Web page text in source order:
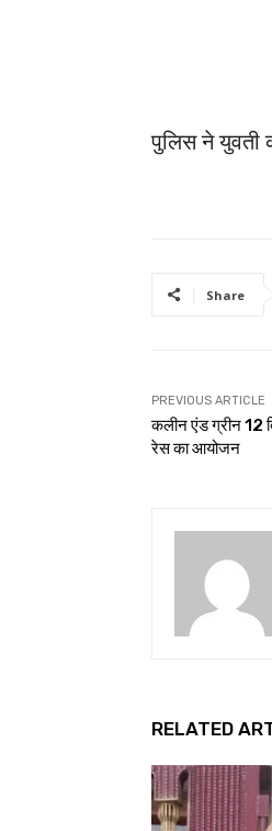
पुलिस ने युवती
Share
PREVIOUS ARTICLE
कलीन एंड ग्रीन 12
रेस का आयोजन
RELATED